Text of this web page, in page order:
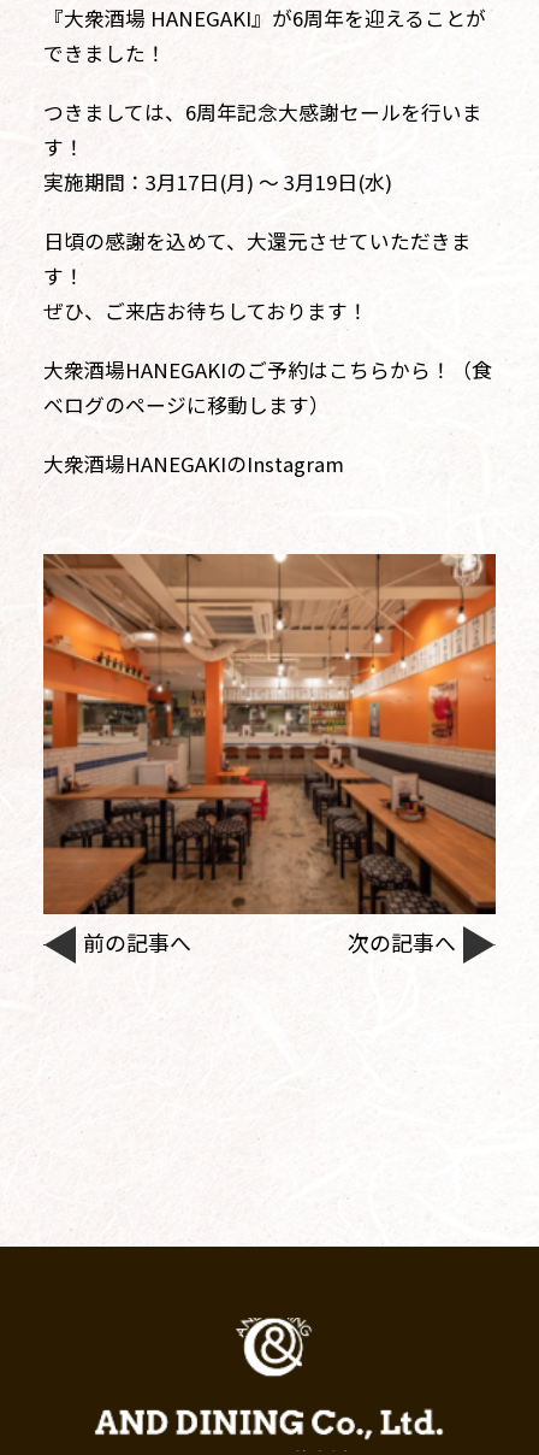
『大衆酒場 HANEGAKI』が6周年を迎えることが
できました！
つきましては、 6周年記念大感謝セールを行いま
す！
実施期間：3月17日(月) 〜 3月19日(水)
日頃の感謝を込めて、大還元させていただきま
す！
ぜひ、ご来店お待ちしております！
大衆酒場HANEGAKIのご予約はこちらから！（食
べログのページに移動します）
大衆酒場HANEGAKIのInstagram
前の記事へ 次の記事へ